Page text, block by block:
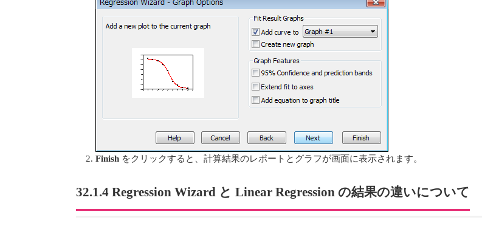
Finish をクリックすると、計算結果のレポートとグラフが画面に表示されます。
32.1.4 Regression Wizard と Linear Regression の結果の違いについて